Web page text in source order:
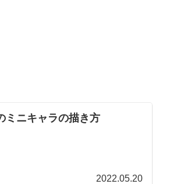
ミニキャラの描き方
2022.05.20